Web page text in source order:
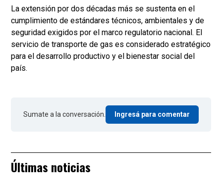
La extensión por dos décadas más se sustenta en el
cumplimiento de estándares técnicos, ambientales y de
seguridad exigidos por el marco regulatorio nacional. El
servicio de transporte de gas es considerado estratégico
para el desarrollo productivo y el bienestar social del
país.
Sumate a la conversación. Ingresá para comentar
Últimas noticias